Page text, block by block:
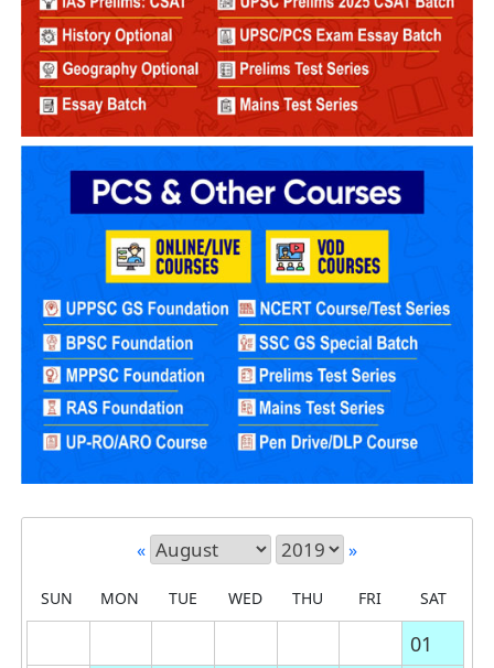
« »
SUN MON TUE WED THU FRI SAT
01